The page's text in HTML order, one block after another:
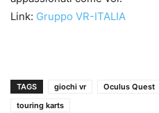
Link: Gruppo VR-ITALIA
TAGS giochi vr Oculus Quest
touring karts